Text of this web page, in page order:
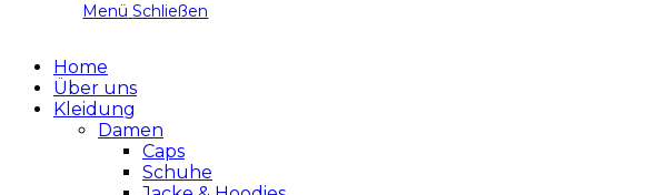
Menü Schließen
Home
Über uns
Kleidung
Damen
Caps
Schuhe